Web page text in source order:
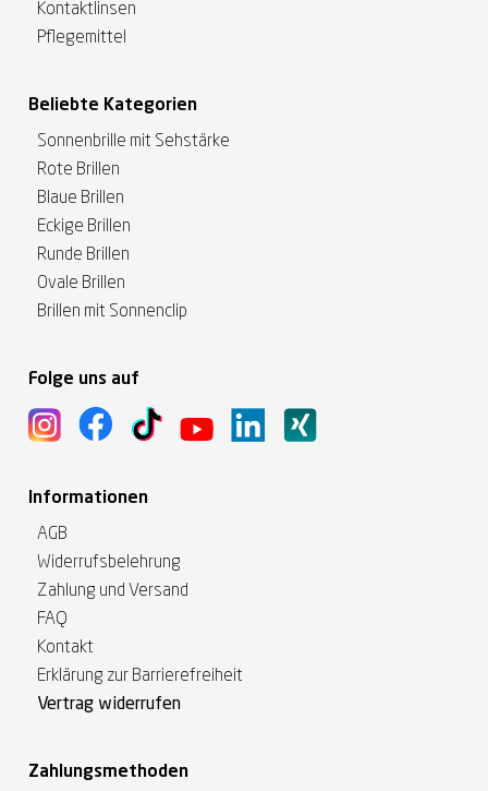
Kontaktlinsen
Pflegemittel
Beliebte Kategorien
Sonnenbrille mit Sehstärke
Rote Brillen
Blaue Brillen
Eckige Brillen
Runde Brillen
Ovale Brillen
Brillen mit Sonnenclip
Folge uns auf
Informationen
AGB
Widerrufsbelehrung
Zahlung und Versand
FAQ
Kontakt
Erklärung zur Barrierefreiheit
Vertrag widerrufen
Zahlungsmethoden